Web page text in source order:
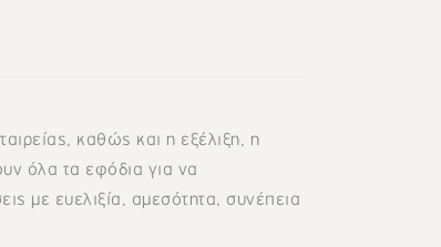
καθώς και η εξέλιξη, η
όλα τα εφόδια για να
με ευελιξία, αμεσότητα, συνέπεια